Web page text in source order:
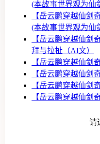
(本故事世界观为仙
【岳云鹏穿越仙剑
(本故事世界观为仙
【岳云鹏穿越仙剑
拜与拉扯（AI文）
【岳云鹏穿越仙剑
【岳云鹏穿越仙剑
【岳云鹏穿越仙剑
【岳云鹏穿越仙剑
【岳云鹏穿越仙剑请